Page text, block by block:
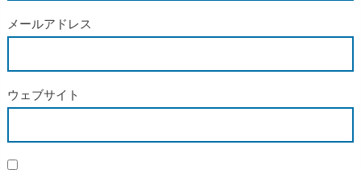
メールアドレス
ウェブサイト